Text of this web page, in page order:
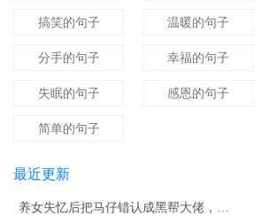
搞笑的句子 温暖的句子
分手的句子 幸福的句子
失眠的句子 感恩的句子
简单的句子
最近更新
养女失忆后把马仔错认成黑帮大佬，打